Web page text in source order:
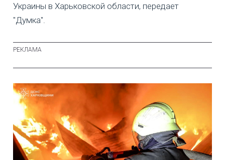
Украины в Харьковской области, передает
"Думка".